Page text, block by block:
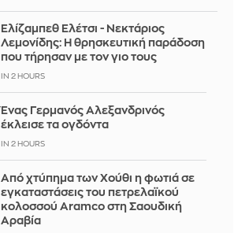
Ελίζαμπεθ Ελέτσι - Νεκτάριος
Λεμονίδης: Η θρησκευτική παράδοση
που τήρησαν με τον γιο τους
IN 2 HOURS
Ένας Γερμανός Αλεξανδρινός
έκλεισε τα ογδόντα
IN 2 HOURS
Από χτύπημα των Χούθι η φωτιά σε
εγκαταστάσεις του πετρελαϊκού
κολοσσού Aramco στη Σαουδική
Αραβία